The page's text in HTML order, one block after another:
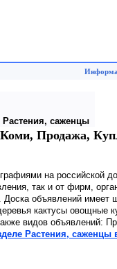
Растения, саженцы
Коми, Продажа,
на российской
так и от фирм,
Доска объявлений
кактусы
видов
Растения, саженцы